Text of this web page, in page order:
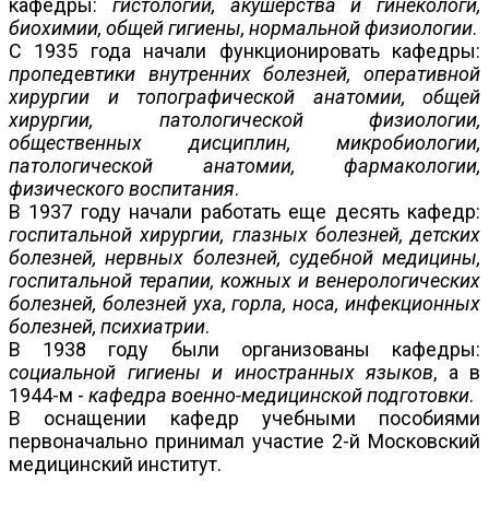
кафедры: гистологии, акушерства и гинекологи,
биохимии, общей гигиены, нормальной физиологии.
С 1935 года начали функционировать кафедры:
пропедевтики внутренних болезней, оперативной
хирургии и топографической анатомии, общей
хирургии, патологической физиологии,
общественных дисциплин, микробиологии,
патологической анатомии, фармакологии,
физического воспитания.
В 1937 году начали работать еще десять кафедр:
госпитальной хирургии, глазных болезней, детских
болезней, нервных болезней, судебной медицины,
госпитальной терапии, кожных и венерологических
болезней, болезней уха, горла, носа, инфекционных
болезней, психиатрии.
В 1938 году были организованы кафедры:
социальной гигиены и иностранных языков, а в
1944-м - кафедра военно-медицинской подготовки.
В оснащении кафедр учебными пособиями
первоначально принимал участие 2-й Московский
медицинский институт.